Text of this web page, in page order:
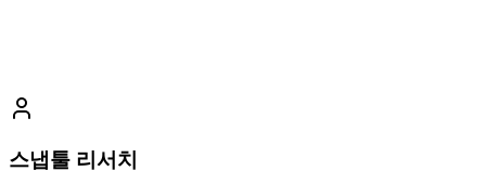
스냅툴 리서치